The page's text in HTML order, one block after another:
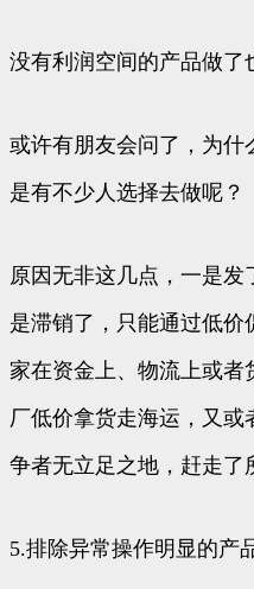
没有利润空间的产品做了
或许有朋友会问了，为什
是有不少人选择去做呢？
原因无非这几点，一是
是滞销了，只能通过低
家在资金上、物流上或
厂低价拿货走海运，又
争者无立足之地，赶走了
5.排除异常操作明显的产